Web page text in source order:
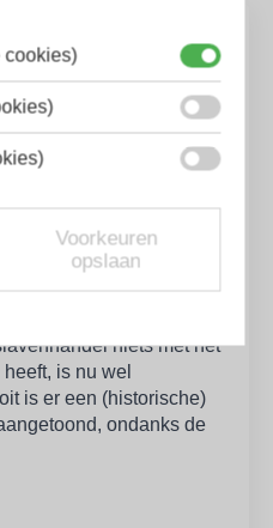
niets met het
is nu wel
is er een (historische)
ondanks de
cookies)
Voorkeuren
opslaan